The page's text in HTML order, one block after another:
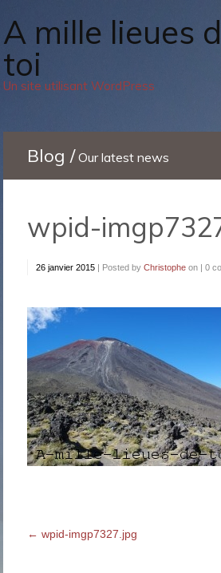
A mille lieues de
toi
Un site utilisant WordPress
Blog / Our latest news
wpid-
26 janvier 2015 | Posted by Christophe on | 0
← wpid-imgp7327.jpg